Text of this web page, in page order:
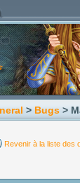
> Bugs >
Revenir à la liste des